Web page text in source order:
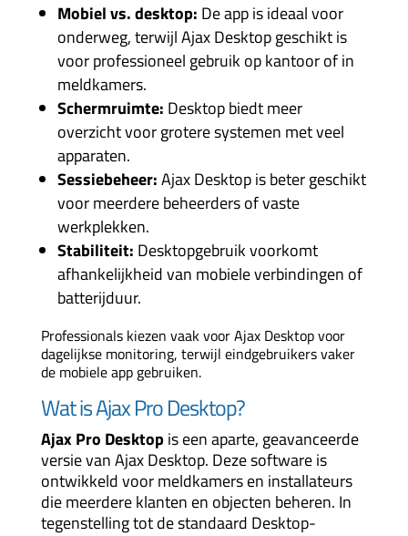
Mobiel vs. desktop: De app is ideaal voor
onderweg, terwijl Ajax Desktop geschikt is
voor professioneel gebruik op kantoor of in
meldkamers.
Schermruimte: Desktop biedt meer
overzicht voor grotere systemen met veel
apparaten.
Sessiebeheer:Ajax Desktop is beter geschikt
voor meerdere beheerders of vaste
werkplekken.
Stabiliteit: Desktopgebruik voorkomt
afhankelijkheid van mobiele verbindingen of
batterijduur.
Professionals kiezen vaak voor Ajax Desktop voor
dagelijkse monitoring, terwijl eindgebruikers vaker
de mobiele app gebruiken.
Wat is Ajax Pro Desktop?
Ajax Pro Desktopis een aparte, geavanceerde
versie van Ajax Desktop. Deze software is
ontwikkeld voor meldkamers en installateurs
die meerdere klanten en objecten beheren. In
tegenstelling tot de standaard Desktop-